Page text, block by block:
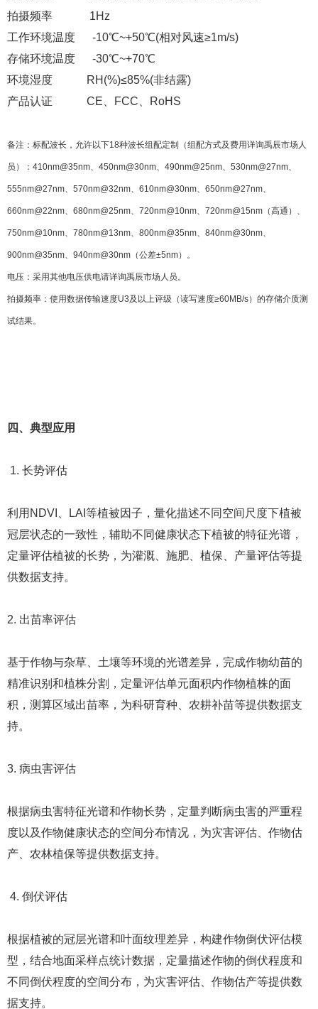
拍摄频率 1Hz
工作环境温度 -10℃~+50℃(相对风速≥1m/s)
存储环境温度 -30℃~+70℃
环境湿度 RH(%)≤85%(非结露)
产品认证 CE、FCC、RoHS
备注：标配波长，允许以下18种波长组配定制（组配方式及费用详询禹辰市场人
员）：410nm@35nm、450nm@30nm、490nm@25nm、530nm@27nm、
555nm@27nm、570nm@32nm、610nm@30nm、650nm@27nm、
660nm@22nm、680nm@25nm、720nm@10nm、720nm@15nm（高通）、
750nm@10nm、780nm@13nm、800nm@35nm、840nm@30nm、
900nm@35nm、940nm@30nm（公差±5nm）。
电压：采用其他电压供电请详询禹辰市场人员。
拍摄频率：使用数据传输速度U3及以上评级（读写速度≥60MB/s）的存储介质测
试结果。
四、典型应用
1. 长势评估
利用NDVI、LAI等植被因子，量化描述不同空间尺度下植被
冠层状态的一致性，辅助不同健康状态下植被的特征光谱，
定量评估植被的长势，为灌溉、施肥、植保、产量评估等提
供数据支持。
2. 出苗率评估
基于作物与杂草、土壤等环境的光谱差异，完成作物幼苗的
精准识别和植株分割，定量评估单元面积内作物植株的面
积，测算区域出苗率，为科研育种、农耕补苗等提供数据支
持。
3. 病虫害评估
根据病虫害特征光谱和作物长势，定量判断病虫害的严重程
度以及作物健康状态的空间分布情况，为灾害评估、作物估
产、农林植保等提供数据支持。
4. 倒伏评估
根据植被的冠层光谱和叶面纹理差异，构建作物倒伏评估模
型，结合地面采样点统计数据，定量描述作物的倒伏程度和
不同倒伏程度的空间分布，为灾害评估、作物估产等提供数
据支持。